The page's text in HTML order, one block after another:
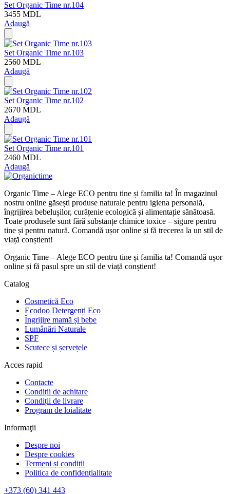
Set Organic Time nr.104
3455 MDL
Adaugă
Set Organic Time nr.103
2560 MDL
Adaugă
Set Organic Time nr.102
2670 MDL
Adaugă
Set Organic Time nr.101
2460 MDL
Adaugă
Organic Time – Alege ECO pentru tine și familia ta! În magazinul
nostru online găsești produse naturale pentru igiena personală,
îngrijirea bebelușilor, curățenie ecologică și alimentație sănătoasă.
Toate produsele sunt fără substanțe chimice toxice – sigure pentru
tine și pentru natură. Comandă ușor online și fă trecerea la un stil de
viață conștient!
Organic Time – Alege ECO pentru tine și familia ta! Comandă ușor
online și fă pasul spre un stil de viață conștient!
Catalog
Cosmetică Eco
Ecodoo Detergenți Eco
Îngrijire mamă și bebe
Lumânări Naturale
SPF
Scutece și șervețele
Acces rapid
Contacte
Condiții de achitare
Condiții de livrare
Program de loialitate
Informaţii
Despre noi
Despre cookies
Termeni și condiții
Politica de confidențialitate
+373 (60) 341 443